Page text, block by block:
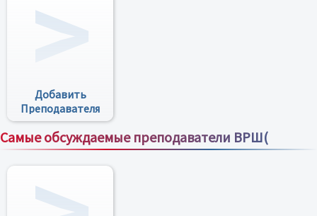
Добавить
Преподавателя
Самые обсуждаемые преподаватели ВРШ(
Все преподаватели